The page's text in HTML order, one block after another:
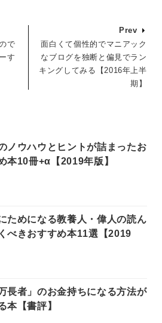
で
す
Prev
面白くて個性的でマニアック
なブログを独断と偏見でラン
キングしてみる【2016年上半
期】
ノウハウとヒントが詰まったお
本10冊+α【2019年版】
ためになる教養人・偉人の読ん
べきおすすめ本11選【2019
長者」のお金持ちになる方法が
本【書評】